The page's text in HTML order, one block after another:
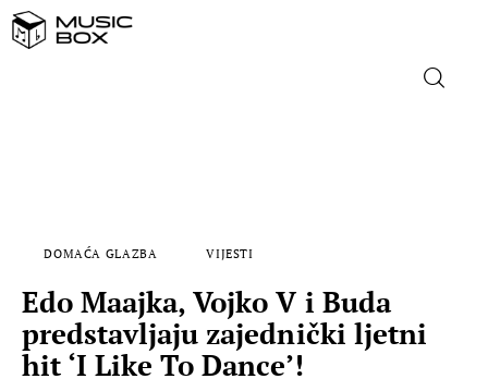
FILM
MUSIC BOX
DOMAĆA GLAZBA VIJESTI
Edo Maajka, Vojko V i Buda
predstavljaju zajednički ljetni
hit ‘I Like To Dance’!